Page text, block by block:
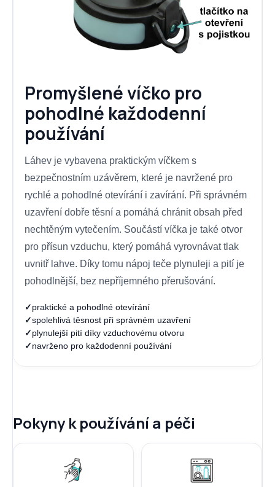
Promyšlené víčko pro
pohodlné každodenní
používání
Láhev je vybavena praktickým víčkem s
bezpečnostním uzávěrem, které je navržené pro
rychlé a pohodlné otevírání i zavírání. Při správném
uzavření dobře těsní a pomáhá chránit obsah před
nechtěným vytečením. Součástí víčka je také otvor
pro přísun vzduchu, který pomáhá vyrovnávat tlak
uvnitř lahve. Díky tomu nápoj teče plynuleji a pití je
pohodlnější, bez nepříjemného přerušování.
✓praktické a pohodlné otevírání
✓spolehlivá těsnost při správném uzavření
✓plynulejší pití díky vzduchovému otvoru
✓navrženo pro každodenní používání
Pokyny k používání a péči